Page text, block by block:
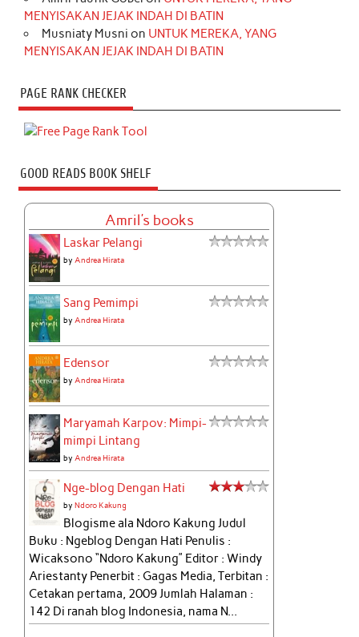
MENYISAKAN JEJAK INDAH DI BATIN
Musniaty Musni on UNTUK MEREKA, YANG
MENYISAKAN JEJAK INDAH DI BATIN
PAGE RANK CHECKER
GOOD READS BOOK SHELF
Amril's books
Laskar Pelangi
byAndrea Hirata
Sang Pemimpi
byAndrea Hirata
Edensor
byAndrea Hirata
Maryamah Karpov: Mimpi-
mimpi Lintang
byAndrea Hirata
Nge-blog Dengan Hati
byNdoro Kakung
Blogisme ala Ndoro Kakung Judul
Buku : Ngeblog Dengan Hati Penulis :
Wicaksono “Ndoro Kakung” Editor : Windy
Ariestanty Penerbit : Gagas Media, Terbitan :
Cetakan pertama, 2009 Jumlah Halaman :
142 Di ranah blog Indonesia, nama N...